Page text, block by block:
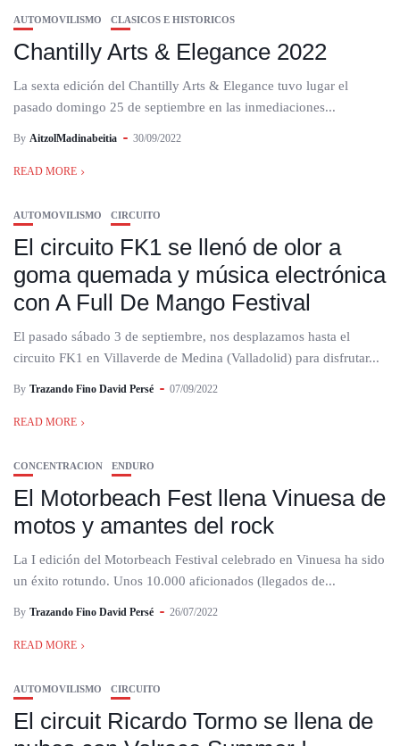
AUTOMOVILISMO CLASICOS E HISTORICOS
Chantilly Arts & Elegance 2022
La sexta edición del Chantilly Arts & Elegance tuvo lugar el
pasado domingo 25 de septiembre en las inmediaciones...
By AitzolMadinabeitia 30/09/2022
READ MORE
AUTOMOVILISMO CIRCUITO
El circuito FK1 se llenó de olor a
goma quemada y música electrónica
con A Full De Mango Festival
El pasado sábado 3 de septiembre, nos desplazamos hasta el
circuito FK1 en Villaverde de Medina (Valladolid) para disfrutar...
By Trazando Fino David Persé 07/09/2022
READ MORE
CONCENTRACION ENDURO
El Motorbeach Fest llena Vinuesa de
motos y amantes del rock
La I edición del Motorbeach Festival celebrado en Vinuesa ha sido
un éxito rotundo. Unos 10.000 aficionados (llegados de...
By Trazando Fino David Persé 26/07/2022
READ MORE
AUTOMOVILISMO CIRCUITO
El circuit Ricardo Tormo se llena de